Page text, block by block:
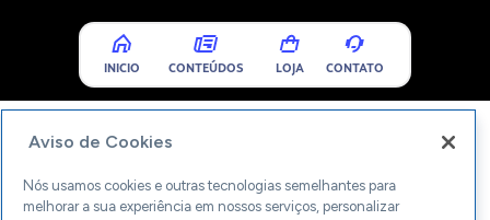
INICIO CONTEÚDOS LOJA CONTATO
Aviso de Cookies
Nós usamos cookies e outras tecnologias semelhantes para
melhorar a sua experiência em nossos serviços, personalizar